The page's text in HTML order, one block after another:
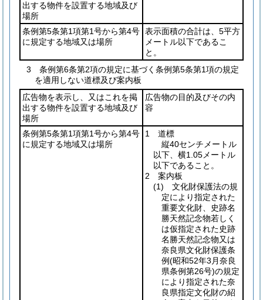
出する物件を設置する地域及び
場所
条例第5条第1項第1号から第4号
に規定する地域又は場所
表示面積の合計は、5平方
メートル以下であるこ
と。
3 条例第6条第2項の規定に基づく条例第5条第1項の規定
を適用しない道標及び案内板
広告物を表示し、又はこれを掲
出する物件を設置する地域及び
場所
広告物の目的及びその内
容
条例第5条第1項第1号から第4号
に規定する地域又は場所
1 道標
縦40センチメートル
以下、横1.05メートル
以下であること。
2 案内板
(1) 文化財保護法の規
定により指定された
重要文化財、史跡名
勝天然記念物若しく
は仮指定された史跡
名勝天然記念物又は
奈良県文化財保護条
例(昭和52年3月奈良
県条例第26号)の規定
により指定された奈
良県指定文化財の紹